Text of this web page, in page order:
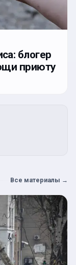
блогер
приюту
Все материалы →